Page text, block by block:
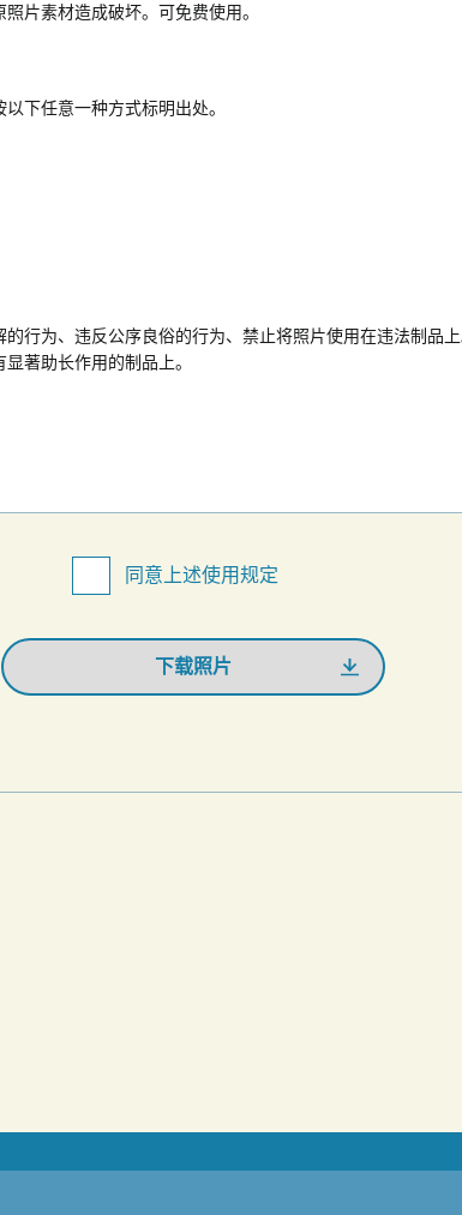
片素材造成破坏。可免费使用。
下任意一种方式标明出处。
行为、违反公序良俗的行为、禁止将照片使用在违法制品
著助长作用的制品上。
同意上述使用规定
下载照片